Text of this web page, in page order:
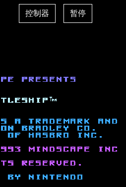
控制器 暂停